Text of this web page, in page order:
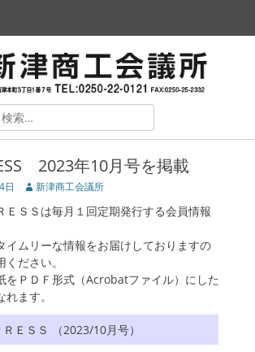
ュー
新津商工会議所
of Commerce and Industry
検
:
2023年10月号を掲載
日
投
者
新津商工会議所
ＥＳＳは毎月１回定期発行する会員情報
イムリーな情報をお届けしておりますの
ださい。
をＰＤＦ形式（Acrobatファイル）にした
ます。
ＥＳＳ （2023/10月号）